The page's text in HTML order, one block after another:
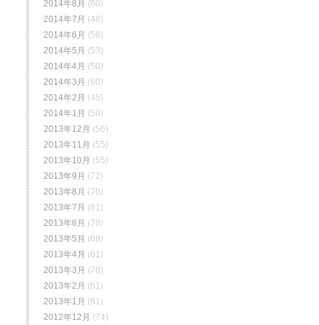
2014年8月 (60)
2014年7月 (48)
2014年6月 (58)
2014年5月 (53)
2014年4月 (50)
2014年3月 (60)
2014年2月 (45)
2014年1月 (50)
2013年12月 (56)
2013年11月 (55)
2013年10月 (55)
2013年9月 (72)
2013年8月 (70)
2013年7月 (61)
2013年6月 (78)
2013年5月 (68)
2013年4月 (61)
2013年3月 (78)
2013年2月 (61)
2013年1月 (61)
2012年12月 (74)